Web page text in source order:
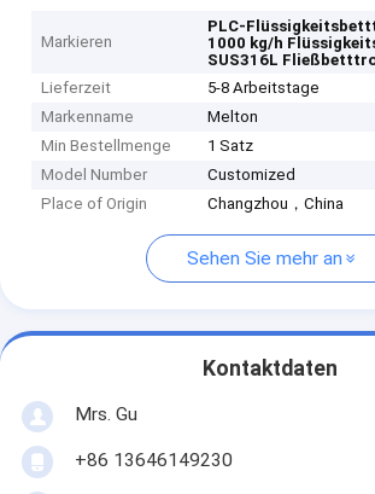
Markieren
PLC-
1000 kg/h
SUS316L
Lieferzeit
5-8 Arbeitstage
Markenname
Melton
Min Bestellmenge
1 Satz
Model Number
Customized
Place of Origin
Changzhou，China
Sehen Sie mehr an
Kontaktdaten
Mrs. Gu
+86 13646149230